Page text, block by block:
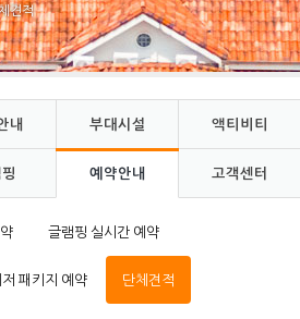
견적
내 부대시설 액티비티
예약안내 고객센터
글램핑 실시간 예약
패키지 예약 단체견적